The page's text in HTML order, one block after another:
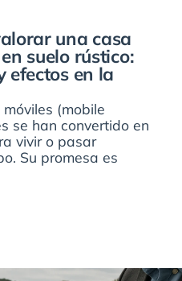
una casa
suelo rústico:
efectos en la
(mobile
se han convertido en
vivir o pasar
Su promesa es